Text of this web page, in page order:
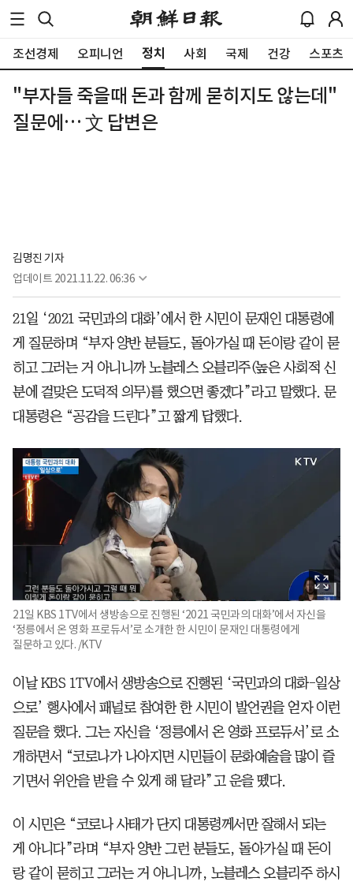
조선경제 오피니언 정치 사회 국제 건강 스포츠
"부자들 죽을때 돈과 함께 묻히지도 않는데"
질문에… 文 답변은
김명진 기자
업데이트 2021.11.22. 06:36
21일 ‘2021 국민과의 대화’에서 한 시민이 문재인 대통령에
게 질문하며 “부자 양반 분들도, 돌아가실 때 돈이랑 같이 묻
히고 그러는 거 아니니까 노블레스 오블리주(높은 사회적 신
분에 걸맞은 도덕적 의무)를 했으면 좋겠다”라고 말했다. 문
대통령은 “공감을 드린다”고 짧게 답했다.
21일 KBS 1TV에서 생방송으로 진행된 ‘2021 국민과의 대화’에서 자신을
‘정릉에서 온 영화 프로듀서’로 소개한 한 시민이 문재인 대통령에게
질문하고 있다. /KTV
이날 KBS 1TV에서 생방송으로 진행된 ‘국민과의 대화-일상
으로’ 행사에서 패널로 참여한 한 시민이 발언권을 얻자 이런
질문을 했다. 그는 자신을 ‘정릉에서 온 영화 프로듀서’로 소
개하면서 “코로나가 나아지면 시민들이 문화예술을 많이 즐
기면서 위안을 받을 수 있게 해 달라”고 운을 뗐다.
이 시민은 “코로나 사태가 단지 대통령께서만 잘해서 되는
게 아니다”라며 “부자 양반 그런 분들도, 돌아가실 때 돈이
랑 같이 묻히고 그러는 거 아니니까, 노블레스 오블리주 하시